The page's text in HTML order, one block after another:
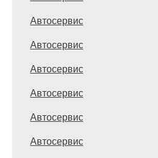
Автосервис
Автосервис
Автосервис
Автосервис
Автосервис
Автосервис